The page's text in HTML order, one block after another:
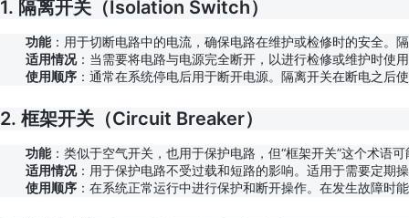
1. 隔离开关（Isolation Switch）
功能：用于切断电路中的电流，确保电路在维护或检修时的安全。
适用情况：当需要将电路与电源完全断开，以进行检修或维护时使
使用顺序 ：通常在系统停电后用于断开电源。隔离开关在断电之后
2. 框架开关（Circuit Breaker）
功能：类似于空气开关，也用于保护电路，但“框架开关”这个术语
适用情况：用于保护电路不受过载和短路的影响。适用于需要定期
使用顺序 ：在系统正常运行中进行保护和断开操作。在发生故障时